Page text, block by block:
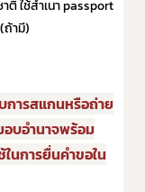
ติ ใช้สำเนา passport
ถ้ามี)
การสแกนหรือถ่าย
บอำนาจพร้อม
ในการยื่นคำขอใน